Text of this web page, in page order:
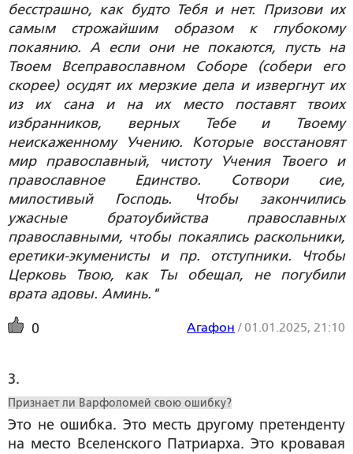
бесстрашно, как будто Тебя и нет. Призови их
самым строжайшим образом к глубокому
покаянию. А если они не покаются, пусть на
Твоем Всеправославном Соборе (собери его
скорее) осудят их мерзкие дела и извергнут их
из их сана и на их место поставят твоих
избранников, верных Тебе и Твоему
неискаженному Учению. Которые восстановят
мир православный, чистоту Учения Твоего и
православное Единство. Сотвори сие,
милостивый Господь. Чтобы закончились
ужасные братоубийства православных
православными, чтобы покаялись раскольники,
еретики-экуменисты и пр. отступники. Чтобы
Церковь Твою, как Tы обещал, не погубили
врата адовы. Аминь."
0 Агафон /01.01.2025, 21:10
3.
Признает ли Варфоломей свою ошибку?
Это не ошибка. Это месть другому претенденту
на место Вселенского Патриарха. Это кровавая